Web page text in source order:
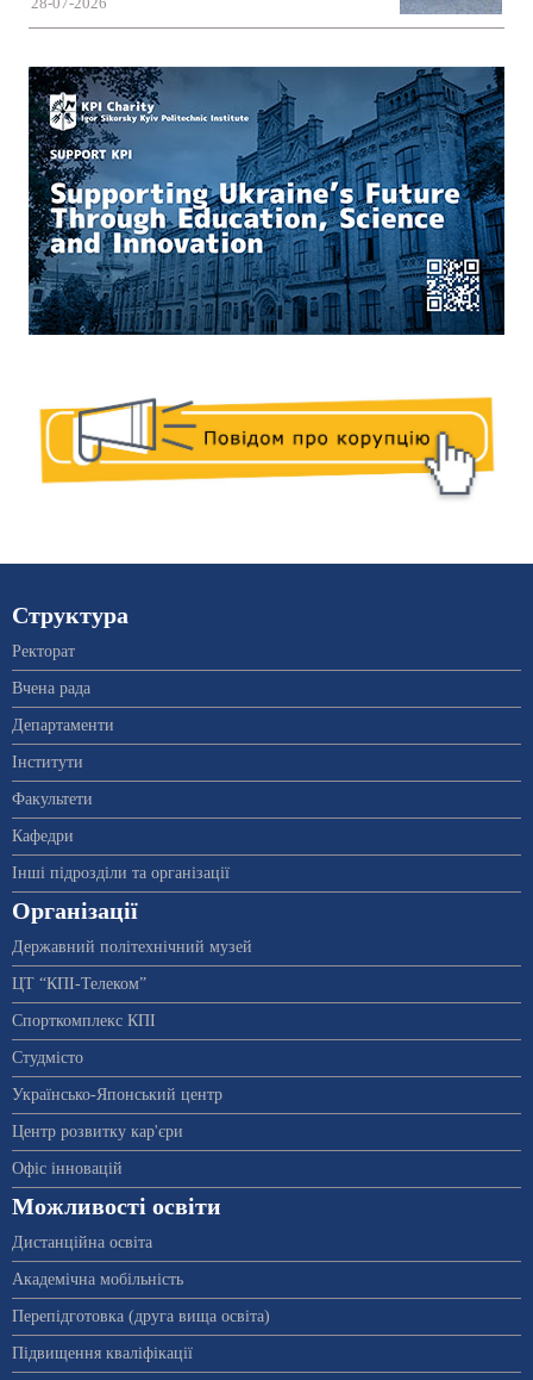
28-07-2026
Структура
Ректорат
Вчена рада
Департаменти
Інститути
Факультети
Кафедри
Інші підрозділи та організації
Організації
Державний політехнічний музей
ЦТ “КПІ-Телеком”
Спорткомплекс КПІ
Студмісто
Українсько-Японський центр
Центр розвитку кар'єри
Офіс інновацій
Можливості освіти
Дистанційна освіта
Академічна мобільність
Перепідготовка (друга вища освіта)
Підвищення кваліфікації